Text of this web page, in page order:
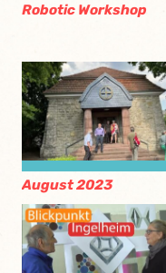
Robotic Workshop
August 2023